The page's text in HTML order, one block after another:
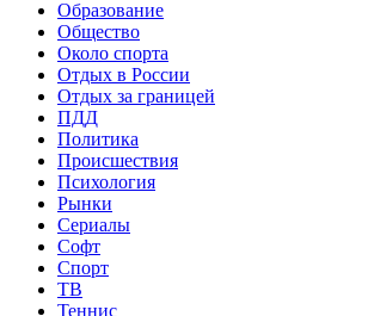
Образование
Общество
Около спорта
Отдых в России
Отдых за границей
ПДД
Политика
Происшествия
Психология
Рынки
Сериалы
Софт
Спорт
ТВ
Теннис